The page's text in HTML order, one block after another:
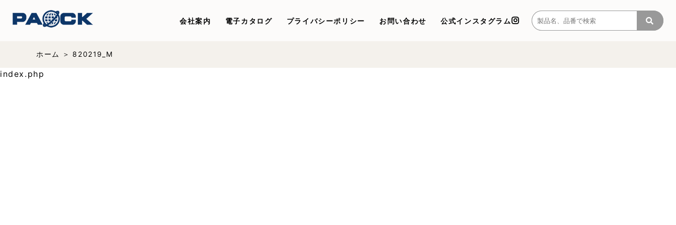
会社案内 電子カタログ プライバシーポリシー お問い合わせ 公式インスタグラム
ホーム 820219_M
index.php